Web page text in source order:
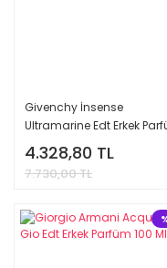
Givenchy İnsense
Ultramarine Edt Erkek
100 Ml
4.328,80 TL
7.730,00 TL